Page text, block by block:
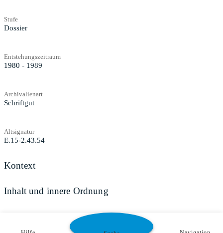
Stufe
Dossier
Entstehungszeitraum
1980 - 1989
Archivalienart
Schriftgut
Altsignatur
E.15-2.43.54
Kontext
Inhalt und innere Ordnung
Zugangs- und Benutzungsbestimmungen